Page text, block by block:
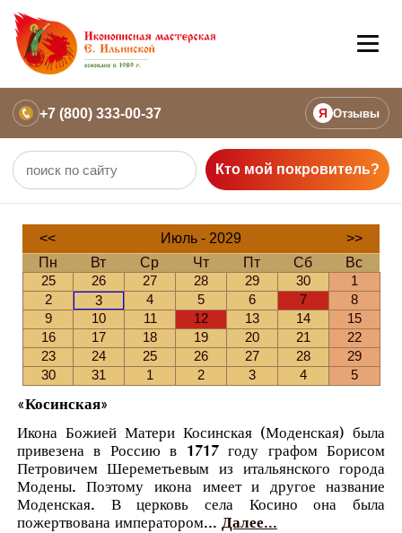
+7 (800) 333-00-37 Я Отзывы
Кто мой покровитель?
<< Июль - 2029
>>
Пн
Вт Ср Чт Пт Сб
Вс
25
26 27 28 29 30
1
2
3 4 5 6 7
8
9
10 11 12 13 14
15
16
17 18 19 20 21
22
23
24 25 26 27 28
29
30
31 1 2 3 4 5
«Косинская»
Икона Божией Матери Косинская (Моденская) была
привезена в Россию в 1717 году графом Борисом
Петровичем Шереметьевым из итальянского города
Модены. Поэтому икона имеет и другое название
Моденская. В церковь села Косино она была
пожертвована императором... Далее...